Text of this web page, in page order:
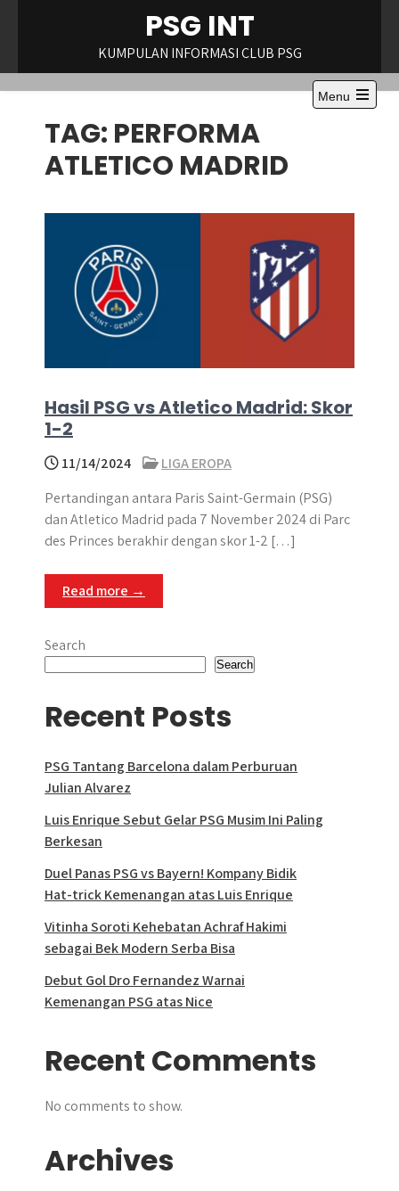
PSG INT
KUMPULAN INFORMASI CLUB PSG
Menu
Open
TAG: PERFORMA
ATLETICO MADRID
Hasil PSG vs Atletico Madrid: Skor
1-2
11/14/2024
LIGA EROPA
Pertandingan antara Paris Saint-Germain (PSG)
dan Atletico Madrid pada 7 November 2024 di Parc
des Princes berakhir dengan skor 1-2 […]
Read more →
Search
Search
Recent Posts
PSG Tantang Barcelona dalam Perburuan
Julian Alvarez
Luis Enrique Sebut Gelar PSG Musim Ini Paling
Berkesan
Duel Panas PSG vs Bayern! Kompany Bidik
Hat-trick Kemenangan atas Luis Enrique
Vitinha Soroti Kehebatan Achraf Hakimi
sebagai Bek Modern Serba Bisa
Debut Gol Dro Fernandez Warnai
Kemenangan PSG atas Nice
Recent Comments
No comments to show.
Archives